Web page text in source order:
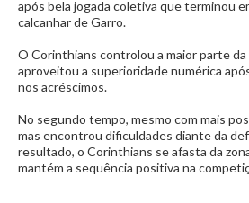
após bela jogada coletiva que terminou
calcanhar de Garro.
O Corinthians controlou a maior parte da
aproveitou a superioridade numérica
nos acréscimos.
No segundo tempo, mesmo com mais
mas encontrou dificuldades diante da
resultado, o Corinthians se afasta da
mantém a sequência positiva na